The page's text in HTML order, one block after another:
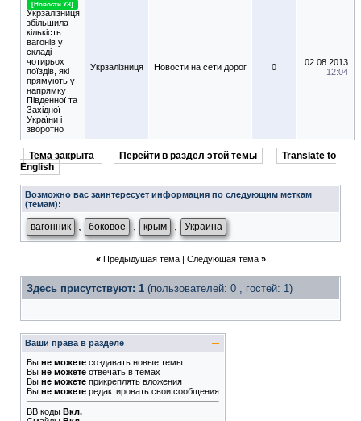
[Новости УЗ]
Укрзалізниця
збільшила
кількість
вагонів у
складі
чотирьох
поїздів, які
прямують у
напрямку
Південної та
Західної
України і
зворотно
Укрзалізниця Новости на сети дорог 0
02.08.2013
12:04
Тема закрыта Перейти в раздел этой темы
Translate to
English
Возможно вас заинтересует информация по следующим меткам
(темам):
вагонник боковое крым Украина
« Предыдущая тема| Следующая тема »
Здесь присутствуют: 1 (пользователей: 0 , гостей: 1)
Ваши права в разделе
Вы не можете создавать новые темы
Вы не можете отвечать в темах
Вы не можете прикреплять вложения
Вы не можете редактировать свои сообщения
BB коды Вкл.